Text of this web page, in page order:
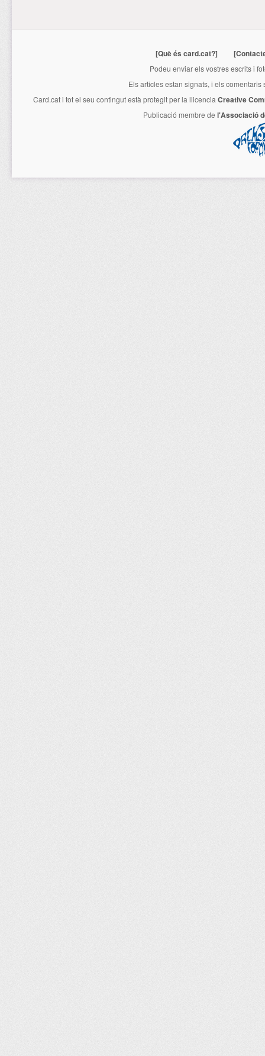
[Què és card.cat?]
Podeu enviar els vostres escrits i
Els articles estan signats, i els
Card.cati tot el seu contingut està protegit per la llicencia Creative
Publicació membre de l'Associació